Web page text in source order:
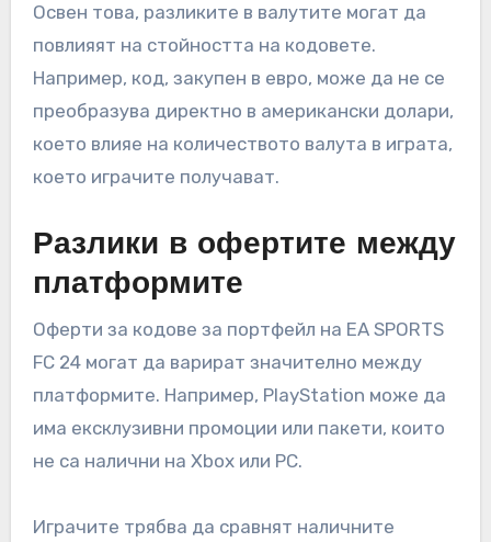
Освен това, разликите в валутите могат да
повлияят на стойността на кодовете.
Например, код, закупен в евро, може да не се
преобразува директно в американски долари,
което влияе на количеството валута в играта,
което играчите получават.
Разлики в офертите между
платформите
Оферти за кодове за портфейл на EA SPORTS
FC 24 могат да варират значително между
платформите. Например, PlayStation може да
има ексклузивни промоции или пакети, които
не са налични на Xbox или PC.
Играчите трябва да сравнят наличните